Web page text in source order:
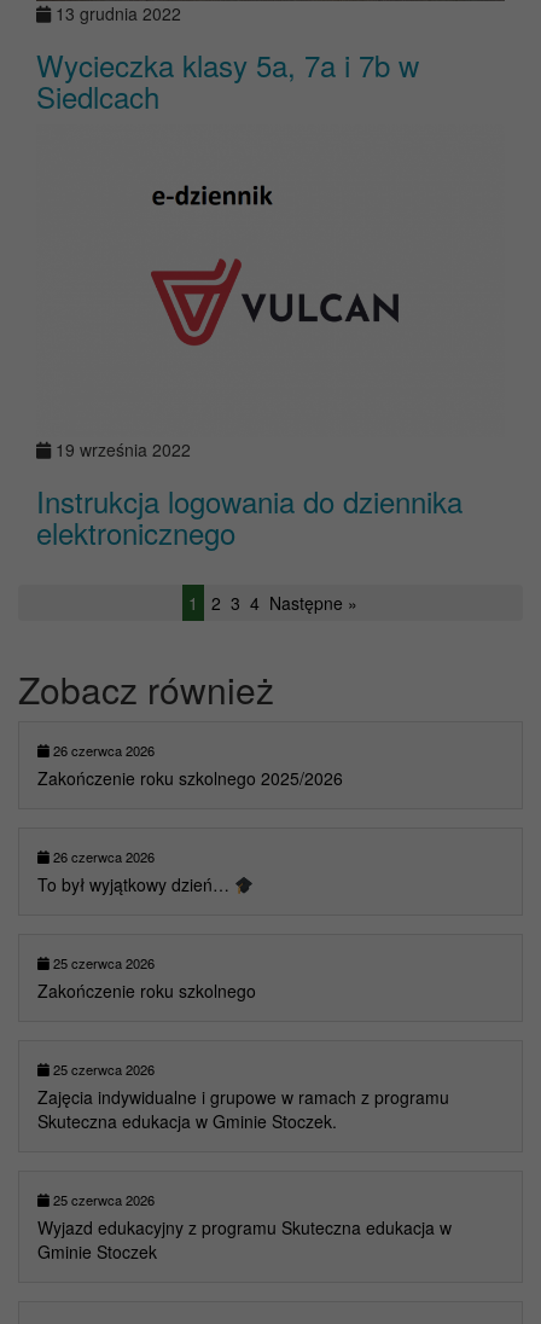
13 grudnia 2022
Wycieczka klasy 5a, 7a i 7b w
Siedlcach
19 września 2022
Instrukcja logowania do dziennika
elektronicznego
1 2 3 4 Następne »
Zobacz również
26 czerwca 2026
Zakończenie roku szkolnego 2025/2026
26 czerwca 2026
To był wyjątkowy dzień…
25 czerwca 2026
Zakończenie roku szkolnego
25 czerwca 2026
Zajęcia indywidualne i grupowe w ramach z programu
Skuteczna edukacja w Gminie Stoczek.
25 czerwca 2026
Wyjazd edukacyjny z programu Skuteczna edukacja w
Gminie Stoczek